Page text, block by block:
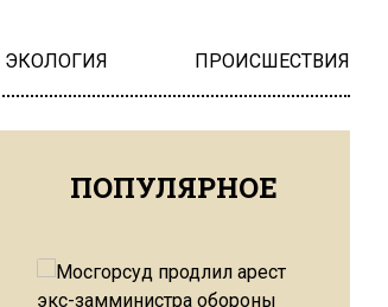
ЭКОЛОГИЯ ПРОИСШЕСТВИЯ
ПОПУЛЯРНОЕ